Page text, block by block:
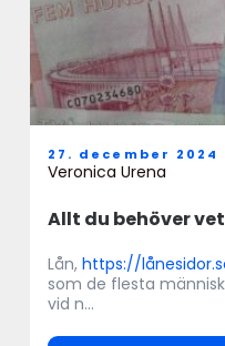
Allt du behöver
27. december 2024
Veronica Urena
Lån, https://
som de flesta
vid n...